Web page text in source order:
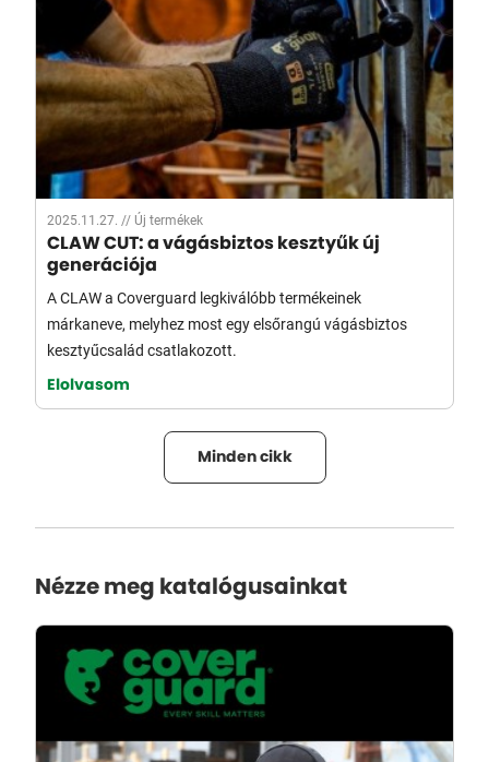
2025.11.27. //Új termékek
CLAW CUT: a vágásbiztos kesztyűk új
generációja
A CLAW a Coverguard legkiválóbb termékeinek
márkaneve, melyhez most egy elsőrangú vágásbiztos
kesztyűcsalád csatlakozott.
Elolvasom
Minden cikk